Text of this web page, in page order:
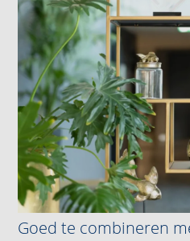
Goed te combineren